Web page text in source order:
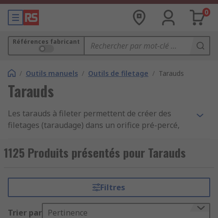
0
Références fabricant
/ Outils manuels / Outils de filetage / Tarauds
Tarauds
Les tarauds à fileter permettent de créer des
filetages (taraudage) dans un orifice pré-percé,
boulons dans les métaux et les plastiques.
Utilisés dans l'ingénierie et la fabrication, les
perceuse, mais du fait de leur forme particulière,
ils créent des filetages lorsqu'ils sont vissés dans
un matériau. Les tarauds doivent être utilisés
1125 Produits présentés pour Tarauds
Filtres
Trier par Pertinence